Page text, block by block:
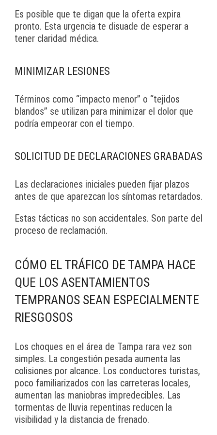
Es posible que te digan que la oferta expira
pronto. Esta urgencia te disuade de esperar a
tener claridad médica.
MINIMIZAR LESIONES
Términos como “impacto menor” o “tejidos
blandos” se utilizan para minimizar el dolor que
podría empeorar con el tiempo.
SOLICITUD DE DECLARACIONES GRABADAS
Las declaraciones iniciales pueden fijar plazos
antes de que aparezcan los síntomas retardados.
Estas tácticas no son accidentales. Son parte del
proceso de reclamación.
CÓMO EL TRÁFICO DE TAMPA HACE
QUE LOS ASENTAMIENTOS
TEMPRANOS SEAN ESPECIALMENTE
RIESGOSOS
Los choques en el área de Tampa rara vez son
simples. La congestión pesada aumenta las
colisiones por alcance. Los conductores turistas,
poco familiarizados con las carreteras locales,
aumentan las maniobras impredecibles. Las
tormentas de lluvia repentinas reducen la
visibilidad y la distancia de frenado.